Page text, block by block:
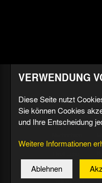
Aktuell
Termine
Deal
Radiostream
VERWENDUNG
Diese Seite nutzt
Sie können Cookies
und Ihre Entscheidung
Weitere Informationen
Ablehnen